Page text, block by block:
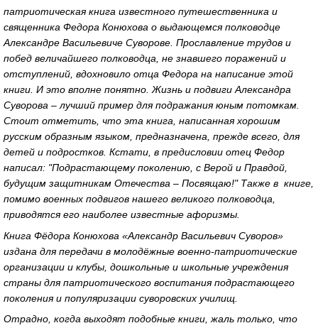
патриотическая книга известного путешественника и
священника Федора Конюхова о выдающемся полководце
Александре Васильевиче Суворове. Прославление трудов и
побед величайшего полководца, не знавшего поражений и
отступлений, вдохновило отца Федора на написание этой
книги. И это вполне понятно. Жизнь и подвиги Александра
Суворова – лучший пример для подражания юным потомкам.
Стоит отметить, что эта книга, написанная хорошим
русским образным языком, предназначена, прежде всего, для
детей и подростков. Кстати, в предисловии отец Федор
написал: "Подрастающему поколению, с Верой и Правдой,
будущим защитникам Отечества – Посвящаю!" Также в книге,
помимо военных подвигов нашего великого полководца,
приводятся его наиболее известные афоризмы.
Книга Фёдора Конюхова «Александр Васильевич Суворов»
издана для передачи в молодёжные военно-патриотические
организации и клубы, дошкольные и школьные учреждения
страны для патриотического воспитания подрастающего
поколения и популяризации суворовских училищ.
Отрадно, когда выходят подобные книги, жаль только, что